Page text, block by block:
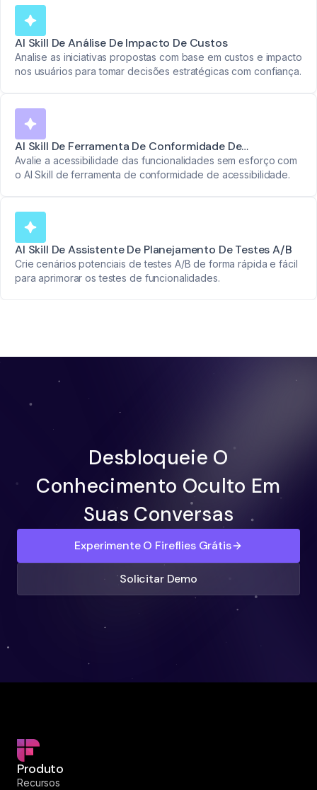
AI Skill De Análise De Impacto De Custos
Analise as iniciativas propostas com base em custos e impacto
nos usuários para tomar decisões estratégicas com confiança.
AI Skill De Ferramenta De Conformidade De
Acessibilidade
Avalie a acessibilidade das funcionalidades sem esforço com
o AI Skill de ferramenta de conformidade de acessibilidade.
AI Skill De Assistente De Planejamento De Testes A/B
Crie cenários potenciais de testes A/B de forma rápida e fácil
para aprimorar os testes de funcionalidades.
Desbloqueie O
Conhecimento Oculto Em
Suas Conversas
Experimente O Fireflies Grátis
Solicitar Demo
Produto
Recursos